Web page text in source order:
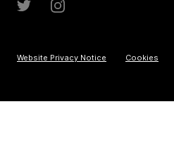
Website Privacy Notice Cookies